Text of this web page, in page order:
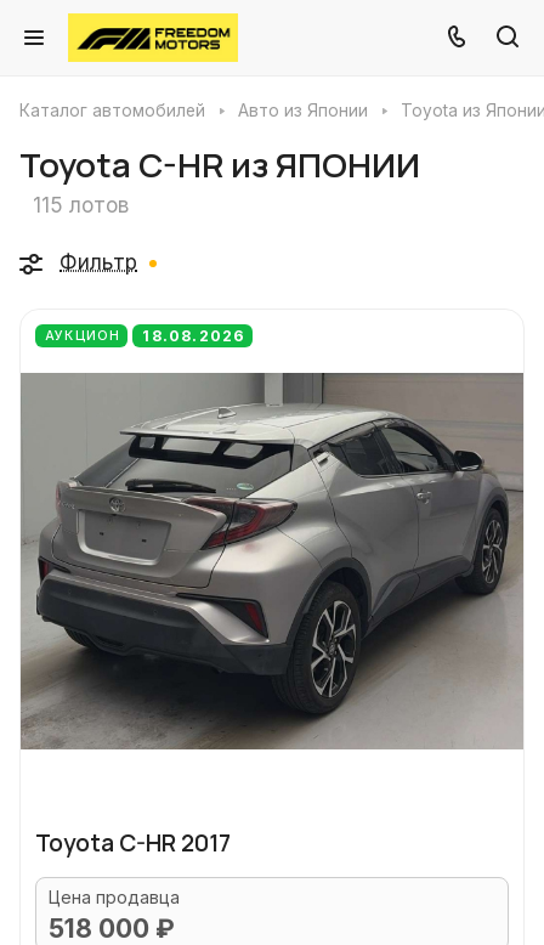
Каталог автомобилей Авто из Японии Toyota из
Toyota C-HR из ЯПОНИИ
115 лотов
Фильтр
АУКЦИОН 18.08.2026
Toyota C-HR 2017
Цена продавца
518 000 ₽